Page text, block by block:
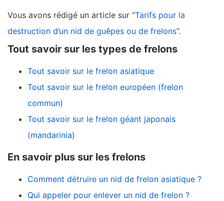
Vous avons rédigé un article sur “Tarifs pour la
destruction d’un nid de guêpes ou de frelons”.
Tout savoir sur les types de frelons
Tout savoir sur le frelon asiatique
Tout savoir sur le frelon européen (frelon
commun)
Tout savoir sur le frelon géant japonais
(mandarinia)
En savoir plus sur les frelons
Comment détruire un nid de frelon asiatique ?
Qui appeler pour enlever un nid de frelon ?